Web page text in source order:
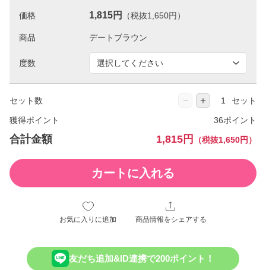
価格 1,815円 （税抜1,650円）
商品
度数
セット数 − ＋ セット
獲得ポイント 36ポイント
合計金額 1,815円 （税抜1,650円）
カートに入れる
お気に入りに追加 商品情報をシェアする
友だち追加&ID連携で200ポイント！